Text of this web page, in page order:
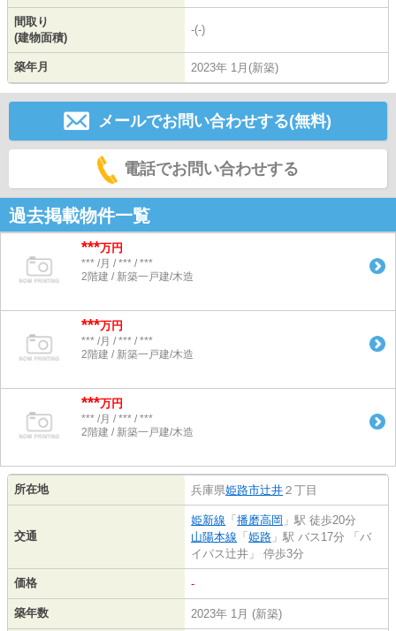
間取り
(建物面積)
-(-)
築年月 2023年 1月(新築)
メールでお問い合わせする(無料)
電話でお問い合わせする
過去掲載物件一覧
***万円
*** /月 / *** / ***
2階建 / 新築一戸建/木造
***万円
*** /月 / *** / ***
2階建 / 新築一戸建/木造
***万円
*** /月 / *** / ***
2階建 / 新築一戸建/木造
所在地 兵庫県姫路市辻井 ２丁目
交通
姫新線 「 播磨高岡 」駅 徒歩20分
山陽本線 「 姫路 」駅 バス17分 「バ
イパス辻井」 停歩3分
価格 -
築年数 2023年 1月 (新築)